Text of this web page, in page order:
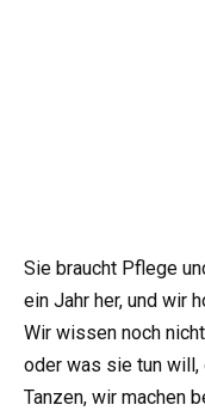
Sie braucht Pflege
ein Jahr her, und wir
Wir wissen noch
oder was sie tun will,
Tanzen, wir machen